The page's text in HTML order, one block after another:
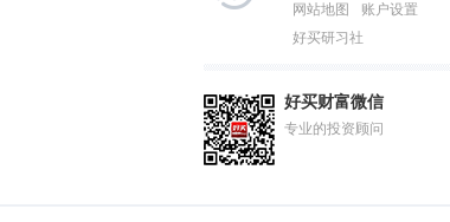
网站地图
账户设置
好买研习社
好买财富微信
专业的投资顾问